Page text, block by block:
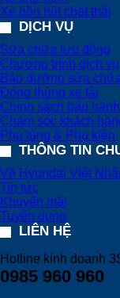
Xe bồn hút chất thải
DỊCH VỤ
Sửa chữa lưu động
Chương trình dịch vụ
Bảo dưỡng sửa
Đóng thùng xe tải
Chính sách bảo hành
Chăm sóc khách
Phụ tùng & Phụ kiện
THÔNG TIN
Về Hyundai Việt
Tin tức
Khuyến mãi
Tuyển dụng
LIÊN HỆ
Hotline kinh doanh
0985 960 960